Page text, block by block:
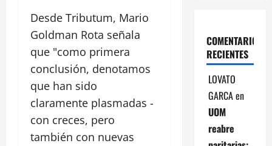
Desde Tributum, Mario
Goldman Rota señala
que "como primera
conclusión, denotamos
que han sido
claramente plasmadas -
con creces, pero
también con nuevas
COMENTARIOS
RECIENTES
LOVATO
GARCAen
UOM
reabre